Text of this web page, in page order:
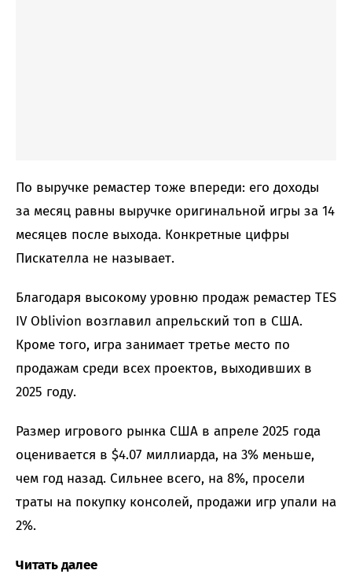
По выручке ремастер тоже впереди: его доходы
за месяц равны выручке оригинальной игры за 14
месяцев после выхода. Конкретные цифры
Пискателла не называет.
Благодаря высокому уровню продаж ремастер TES
IV Oblivion возглавил апрельский топ в США.
Кроме того, игра занимает третье место по
продажам среди всех проектов, выходивших в
2025 году.
Размер игрового рынка США в апреле 2025 года
оценивается в $4.07 миллиарда, на 3% меньше,
чем год назад. Сильнее всего, на 8%, просели
траты на покупку консолей, продажи игр упали на
2%.
Читать далее